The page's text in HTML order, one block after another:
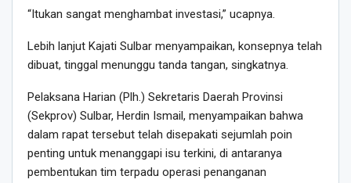
“Itukan sangat menghambat investasi,” ucapnya.
Lebih lanjut Kajati Sulbar menyampaikan, konsepnya telah
dibuat, tinggal menunggu tanda tangan, singkatnya.
Pelaksana Harian (Plh.) Sekretaris Daerah Provinsi
(Sekprov) Sulbar, Herdin Ismail, menyampaikan bahwa
dalam rapat tersebut telah disepakati sejumlah poin
penting untuk menanggapi isu terkini, di antaranya
pembentukan tim terpadu operasi penanganan